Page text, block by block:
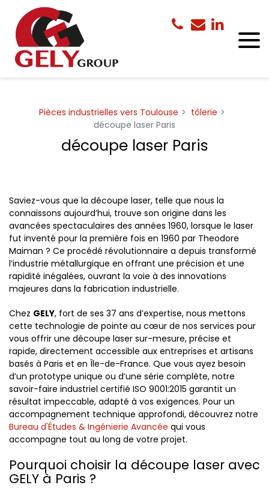
Pièces industrielles vers Toulouse
tôlerie
découpe laser Paris
découpe laser Paris
Saviez-vous que la découpe laser, telle que nous la
connaissons aujourd’hui, trouve son origine dans les
avancées spectaculaires des années 1960, lorsque le laser
fut inventé pour la première fois en 1960 par Theodore
Maiman ? Ce procédé révolutionnaire a depuis transformé
l’industrie métallurgique en offrant une précision et une
rapidité inégalées, ouvrant la voie à des innovations
majeures dans la fabrication industrielle.
Chez GELY, fort de ses 37 ans d’expertise, nous mettons
cette technologie de pointe au cœur de nos services pour
vous offrir une découpe laser sur-mesure, précise et
rapide, directement accessible aux entreprises et artisans
basés à Paris et en Île-de-France. Que vous ayez besoin
d’un prototype unique ou d’une série complète, notre
savoir-faire industriel certifié ISO 9001:2015 garantit un
résultat impeccable, adapté à vos exigences. Pour un
accompagnement technique approfondi, découvrez notre
Bureau d'Études & Ingénierie Avancée qui vous
accompagne tout au long de votre projet.
Pourquoi choisir la découpe laser avec
GELY à Paris ?
Panneau de gestion des cookies